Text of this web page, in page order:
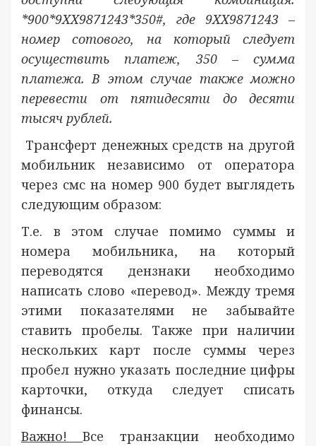
*900*9ХХ9871243*350#, где 9ХХ9871243 –
номер сотового, на который следует
осуществить платеж, 350 – сумма
платежа. В этом случае также можно
перевести от пятидесяти до десяти
тысяч рублей.
Трансферт денежных средств на другой
мобильник независимо от оператора
через смс на номер 900 будет выглядеть
следующим образом:
Т.е. в этом случае помимо суммы и
номера мобильника, на который
переводятся дензнаки необходимо
написать слово «перевод». Между тремя
этими показателями не забывайте
ставить пробелы. Также при наличии
нескольких карт после суммы через
пробел нужно указать последние цифры
карточки, откуда следует списать
финансы.
Важно!Все транзакции необходимо